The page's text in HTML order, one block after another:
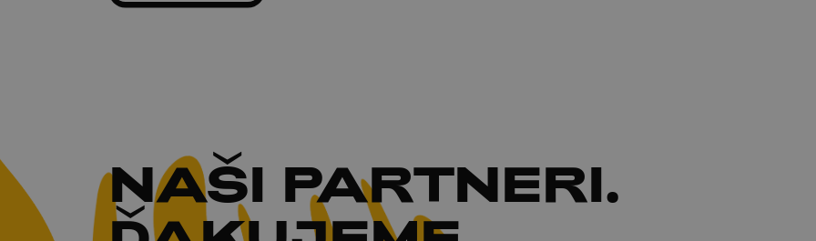
NAŠI PARTNERI.